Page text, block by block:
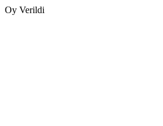
Oy Verildi